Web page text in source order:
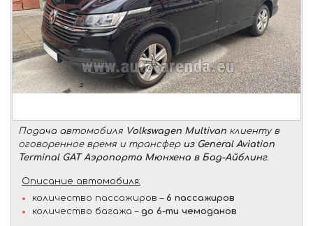
Подача автомобиля Volkswagen Multivan клиенту в
оговоренное время и трансфер из General Aviation
Terminal GAT Аэропорта Мюнхена в Бад-Айблинг.
Описание автомобиля:
количество пассажиров – 6 пассажиров
количество багажа – до 6-ти чемоданов